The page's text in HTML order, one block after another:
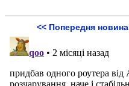
<< Попередня новина